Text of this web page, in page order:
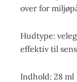
over for
Hudtype:
effektiv til
Indhold: 28 ml